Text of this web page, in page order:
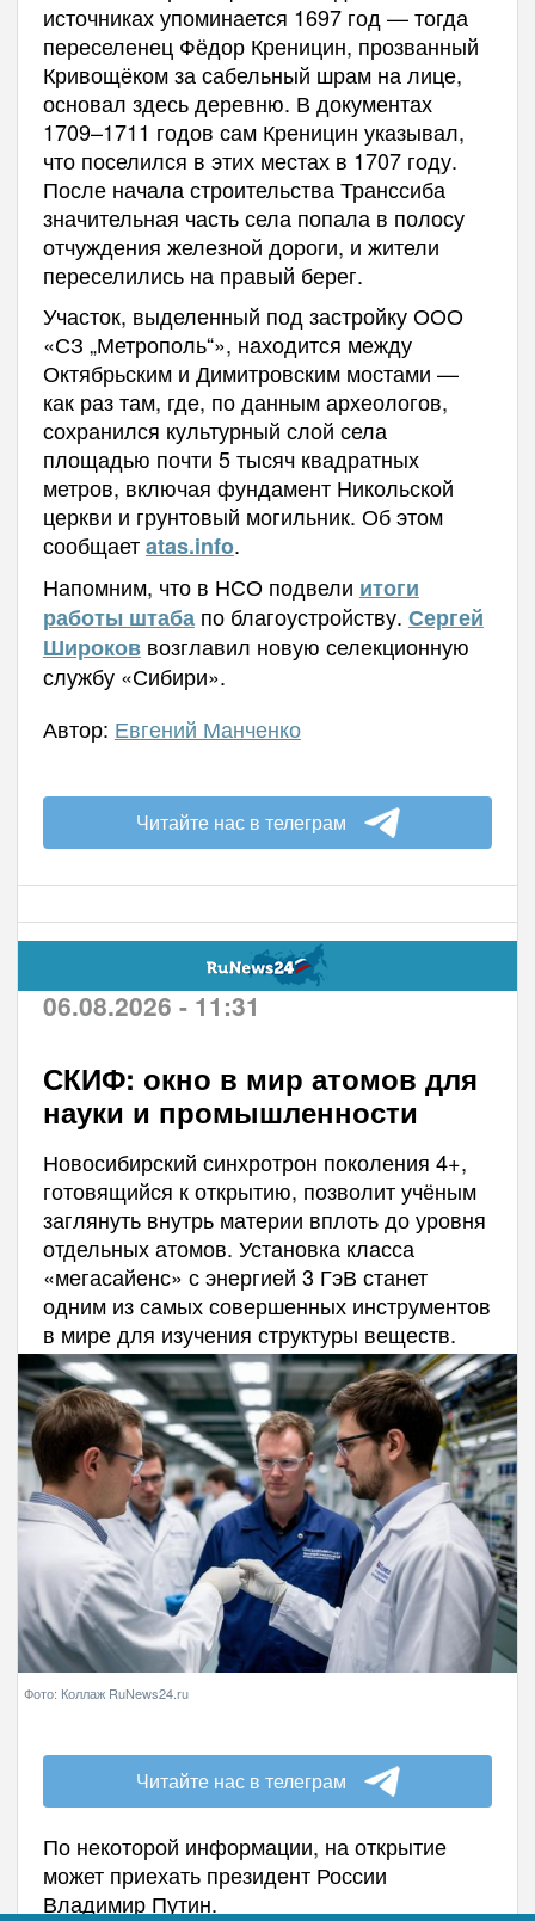
источниках упоминается 1697 год — тогда
переселенец Фёдор Креницин, прозванный
Кривощёком за сабельный шрам на лице,
основал здесь деревню. В документах
1709–1711 годов сам Креницин указывал,
что поселился в этих местах в 1707 году.
После начала строительства Транссиба
значительная часть села попала в полосу
отчуждения железной дороги, и жители
переселились на правый берег.
Участок, выделенный под застройку ООО
«СЗ „Метрополь“», находится между
Октябрьским и Димитровским мостами —
как раз там, где, по данным археологов,
сохранился культурный слой села
площадью почти 5 тысяч квадратных
метров, включая фундамент Никольской
церкви и грунтовый могильник. Об этом
сообщаетatas.info.
Напомним, что в НСО подвели итоги
работы штабапо благоустройству. Сергей
Широковвозглавил новую селекционную
службу «Сибири».
Автор: Евгений Манченко
Читайте нас в телеграм
06.08.2026 - 11:31
СКИФ: окно в мир атомов для
науки и промышленности
Новосибирский синхротрон поколения 4+,
готовящийся к открытию, позволит учёным
заглянуть внутрь материи вплоть до уровня
отдельных атомов. Установка класса
«мегасайенс» с энергией 3 ГэВ станет
одним из самых совершенных инструментов
в мире для изучения структуры веществ.
Фото: Коллаж RuNews24.ru
Читайте нас в телеграм
По некоторой информации, на открытие
может приехать президент России
Владимир Путин.